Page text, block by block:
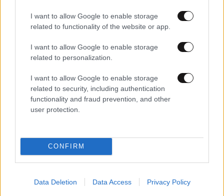
I want to allow Google to enable storage
related to functionality of the website or app.
I want to allow Google to enable storage
related to personalization.
I want to allow Google to enable storage
related to security, including authentication
functionality and fraud prevention, and other
user protection.
CONFIRM
Data Deletion Data Access Privacy Policy
την προσωπική του ζωή: «Δεν αποτελεί
αντικείμενο δημόσιας συζήτησης»